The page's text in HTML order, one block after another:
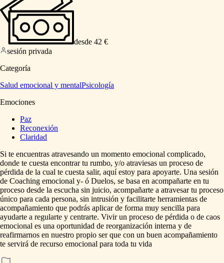
desde 42 €
sesión privada
Categoría
Salud emocional y mentalPsicología
Emociones
Paz
Reconexión
Claridad
Si te encuentras atravesando un momento emocional complicado,
donde te cuesta encontrar tu rumbo, y​/​o atraviesas un proceso de
pérdida de la cual te cuesta salir, aquí estoy para apoyarte. Una sesión
de Coaching emocional y- ó Duelos, se basa en acompañarte en tu
proceso desde la escucha sin juicio, acompañarte a atravesar tu proceso
único para cada persona, sin intrusión y facilitarte herramientas de
acompañamiento que podrás aplicar de forma muy sencilla para
ayudarte a regularte y centrarte. Vivir un proceso de pérdida o de caos
emocional es una oportunidad de reorganización interna y de
reafirmarnos en nuestro propio ser que con un buen acompañamiento
te servirá de recurso emocional para toda tu vida